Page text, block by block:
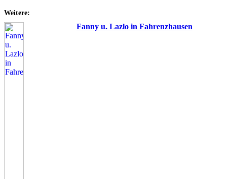
Weitere:
Fanny u. Lazlo in Fahrenzhausen